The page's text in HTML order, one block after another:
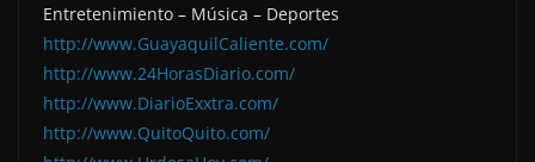
Entretenimiento – Música – Deportes
http://www.GuayaquilCaliente.com/
http://www.24HorasDiario.com/
http://www.DiarioExxtra.com/
http://www.QuitoQuito.com/